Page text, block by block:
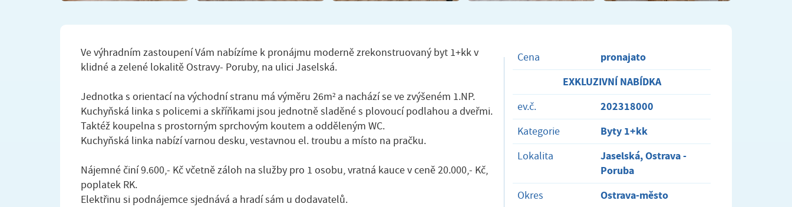
Ve výhradním zastoupení Vám nabízíme k pronájmu moderně zrekonstruovaný byt 1+kk v
klidné a zelené lokalitě Ostravy- Poruby, na ulici Jaselská.
Jednotka s orientací na východní stranu má výměru 26m² a nachází se ve zvýšeném 1.NP.
Kuchyňská linka s policemi a skříňkami jsou jednotně sladěné s plovoucí podlahou a dveřmi.
Taktéž koupelna s prostorným sprchovým koutem a odděleným WC.
Kuchyňská linka nabízí varnou desku, vestavnou el. troubu a místo na pračku.
Nájemné činí 9.600,- Kč včetně záloh na služby pro 1 osobu, vratná kauce v ceně 20.000,- Kč,
poplatek RK.
Elektřinu si podnájemce sjednává a hradí sám u dodavatelů.
Cena
pronajato
EXKLUZIVNÍ NABÍDKA
ev.č. 202318000
Kategorie Byty 1+kk
Lokalita
Jaselská, Ostrava -
Poruba
Okres Ostrava-město